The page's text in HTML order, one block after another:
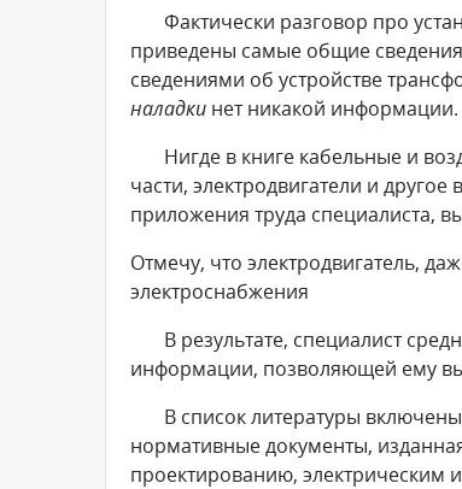
Фактически разговор про
приведены самые общие
сведениями об устройстве
наладки нет никакой информации.
Нигде в книге кабельные и
части, электродвигатели и
приложения труда специалиста,
Отмечу, что электродвигатель,
электроснабжения
В результате, специалист
информации, позволяющей ему
В список литературы включены
нормативные документы,
проектированию, электрическим